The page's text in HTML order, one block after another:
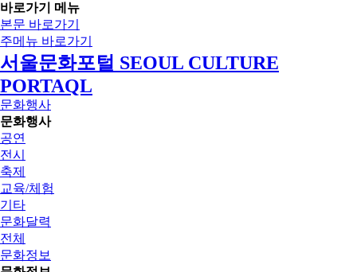
바로가기 메뉴
본문 바로가기
주메뉴 바로가기
서울문화포털 SEOUL CULTURE
PORTAQL
문화행사
문화행사
공연
전시
축제
교육/체험
기타
문화달력
전체
문화정보